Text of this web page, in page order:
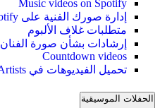
Music videos on Spotify
إدارة صورك الفنية على Spotify
متطلبات غلاف الألبوم
إرشادات بشأن صورة الفنان
Countdown videos
تحميل الفيديوهات في Spotify for Artists
الحفلات الموسيقية